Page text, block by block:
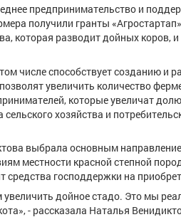
предпринимательство и
получили гранты
которая разводит дойных
числе способствует созданию и
увеличить количество
которые увеличат
хозяйства и
выбрала основным
местности красной степной
господдержки на
дойное стадо. Это мы
- рассказала Наталья